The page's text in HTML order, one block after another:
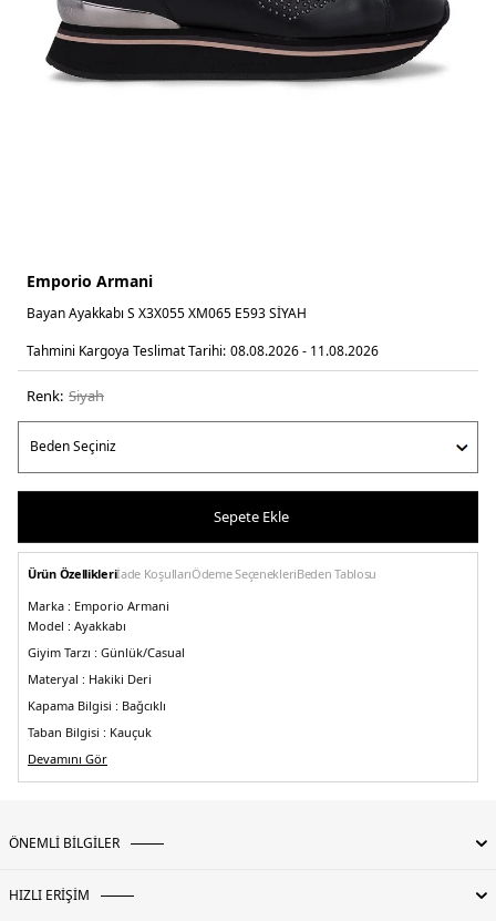
Emporio Armani
Bayan Ayakkabı S X3X055 XM065 E593 SİYAH
Tahmini Kargoya Teslimat Tarihi: 08.08.2026 - 11.08.2026
Renk: si̇yah
Sepete Ekle
Ürün Özellikleriİade KoşullarıÖdeme SeçenekleriBeden Tablosu
Marka : Emporio Armani
Model : Ayakkabı
Giyim Tarzı : Günlük/Casual
Materyal : Hakiki Deri
Kapama Bilgisi : Bağcıklı
Taban Bilgisi : Kauçuk
5S02SX3X055XM065E593.07
Devamını Gör
ÖNEMLİ BİLGİLER
HIZLI ERİŞİM